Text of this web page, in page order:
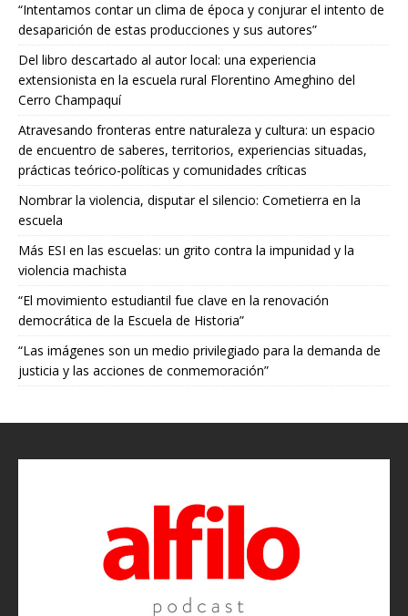
“Intentamos contar un clima de época y conjurar el intento de
desaparición de estas producciones y sus autores”
Del libro descartado al autor local: una experiencia
extensionista en la escuela rural Florentino Ameghino del
Cerro Champaquí
Atravesando fronteras entre naturaleza y cultura: un espacio
de encuentro de saberes, territorios, experiencias situadas,
prácticas teórico-políticas y comunidades críticas
Nombrar la violencia, disputar el silencio: Cometierra en la
escuela
Más ESI en las escuelas: un grito contra la impunidad y la
violencia machista
“El movimiento estudiantil fue clave en la renovación
democrática de la Escuela de Historia”
“Las imágenes son un medio privilegiado para la demanda de
justicia y las acciones de conmemoración”